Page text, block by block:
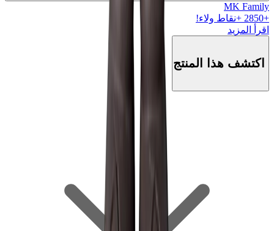
MK Family
+
2850 +نقاط ولاء!
اقرأ المزيد
اكتشف هذا المنتج